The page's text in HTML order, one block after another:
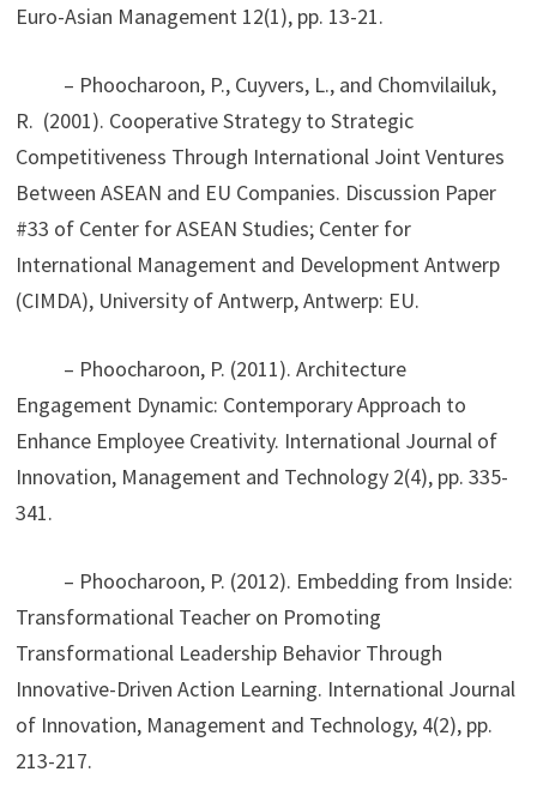
Euro-Asian Management 12(1), pp. 13-21.
– Phoocharoon, P., Cuyvers, L., and Chomvilailuk,
R. (2001). Cooperative Strategy to Strategic
Competitiveness Through International Joint Ventures
Between ASEAN and EU Companies. Discussion Paper
#33 of Center for ASEAN Studies; Center for
International Management and Development Antwerp
(CIMDA), University of Antwerp, Antwerp: EU.
– Phoocharoon, P. (2011). Architecture
Engagement Dynamic: Contemporary Approach to
Enhance Employee Creativity. International Journal of
Innovation, Management and Technology 2(4), pp. 335-
341.
– Phoocharoon, P. (2012). Embedding from Inside:
Transformational Teacher on Promoting
Transformational Leadership Behavior Through
Innovative-Driven Action Learning. International Journal
of Innovation, Management and Technology, 4(2), pp.
213-217.